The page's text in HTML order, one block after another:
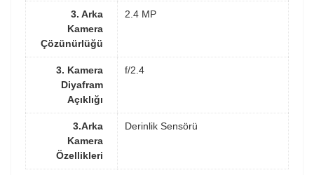
3. Arka
Kamera
Çözünürlüğü
2.4 MP
3. Kamera
Diyafram
Açıklığı
f/2.4
3.Arka
Kamera
Özellikleri
Derinlik Sensörü